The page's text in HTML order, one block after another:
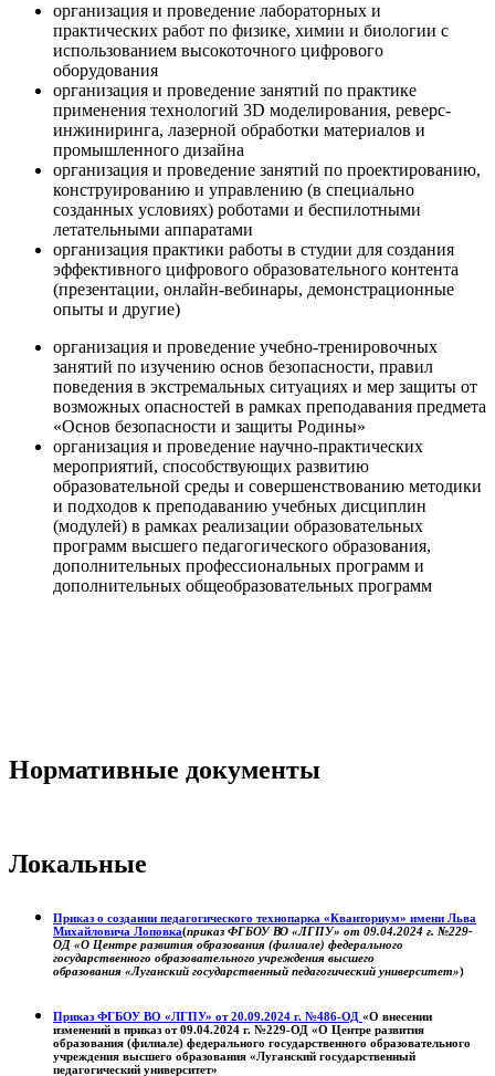
организация и проведение лабораторных и
практических работ по физике, химии и биологии с
использованием высокоточного цифрового
оборудования
организация и проведение занятий по практике
применения технологий 3D моделирования, реверс-
инжиниринга, лазерной обработки материалов и
промышленного дизайна
организация и проведение занятий по проектированию,
конструированию и управлению (в специально
созданных условиях) роботами и беспилотными
летательными аппаратами
организация практики работы в студии для создания
эффективного цифрового образовательного контента
(презентации, онлайн-вебинары, демонстрационные
опыты и другие)
организация и проведение учебно-тренировочных
занятий по изучению основ безопасности, правил
поведения в экстремальных ситуациях и мер защиты от
возможных опасностей в рамках преподавания предмета
«Основ безопасности и защиты Родины»
организация и проведение научно-практических
мероприятий, способствующих развитию
образовательной среды и совершенствованию методики
и подходов к преподаванию учебных дисциплин
(модулей) в рамках реализации образовательных
программ высшего педагогического образования,
дополнительных профессиональных программ и
дополнительных общеобразовательных программ
Нормативные документы
Локальные
Приказ о создании педагогического технопарка «Кванториум» имени Льва
Михайловича Лоповка(приказ ФГБОУ ВО «ЛГПУ» от 09.04.2024 г. №229-
ОД «О Центре развития образования (филиале) федерального
государственного образовательного учреждения высшего
образования «Луганский государственный педагогический университет»)
Приказ ФГБОУ ВО «ЛГПУ» от 20.09.2024 г. №486-ОД «О внесении
изменений в приказ от 09.04.2024 г. №229-ОД «О Центре развития
образования (филиале) федерального государственного образовательного
учреждения высшего образования «Луганский государственный
педагогический университет»